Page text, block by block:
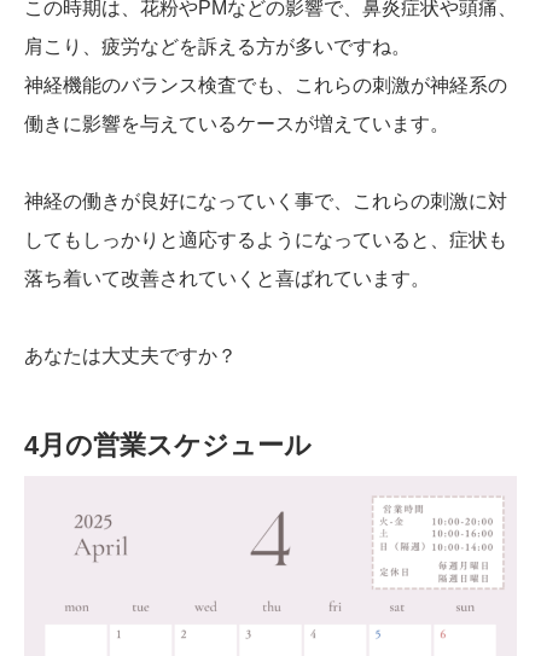
この時期は、花粉やPMなどの影響で、鼻炎症状や頭痛、
肩こり、疲労などを訴える方が多いですね。
神経機能のバランス検査でも、これらの刺激が神経系の
働きに影響を与えているケースが増えています。
神経の働きが良好になっていく事で、これらの刺激に対
してもしっかりと適応するようになっていると、症状も
落ち着いて改善されていくと喜ばれています。
あなたは大丈夫ですか？
4月の営業スケジュール